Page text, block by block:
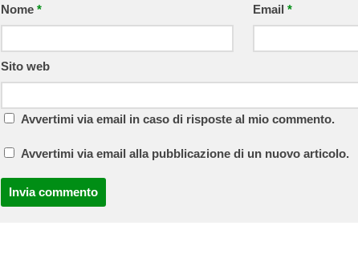
Nome * Email*
Sito web
Avvertimi via email in caso di risposte al mio commento.
Avvertimi via email alla pubblicazione di un nuovo articolo.